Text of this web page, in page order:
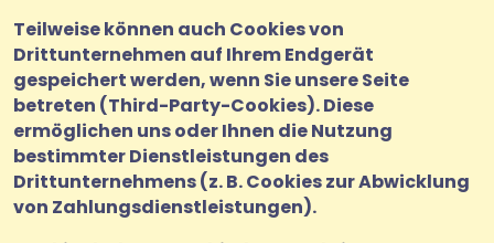
Teilweise können auch Cookies von
Drittunternehmen auf Ihrem Endgerät
gespeichert werden, wenn Sie unsere Seite
betreten (Third-Party-Cookies). Diese
ermöglichen uns oder Ihnen die Nutzung
bestimmter Dienstleistungen des
Drittunternehmens (z. B. Cookies zur Abwicklung
von Zahlungsdienstleistungen).